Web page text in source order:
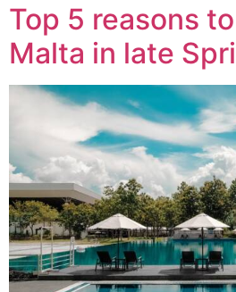
Top 5 reasons
Malta in late